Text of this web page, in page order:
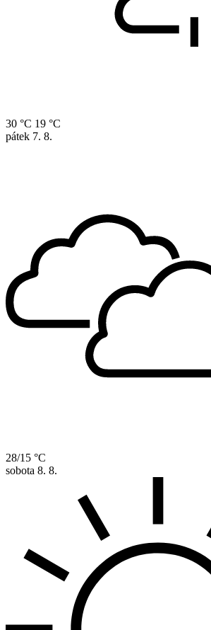
30 °C 19 °C
pátek 7. 8.
28/15 °C
sobota 8. 8.